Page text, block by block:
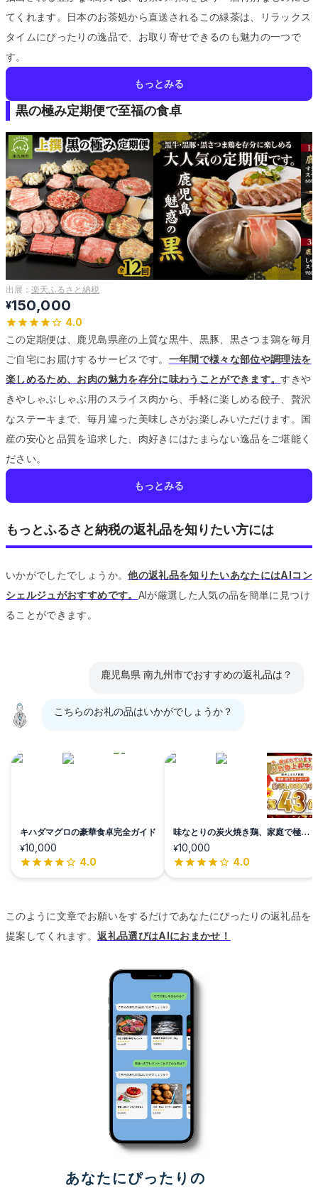
てくれます。
日本のお茶処から直送されるこの緑茶は、リラックス
タイムにぴったりの逸品で、お取り寄せできるのも魅力の一つで
す。
もっとみる
黒の極み定期便で至福の食卓
出展： 楽天ふるさと納税
¥150,000
4.0
この定期便は、鹿児島県産の上質な黒牛、黒豚、黒さつま鶏を毎月
ご自宅にお届けするサービスです。 一年間で様々な部位や調理法を
楽しめるため、お肉の魅力を存分に味わうことができます。すきや
きやしゃぶしゃぶ用のスライス肉から、手軽に楽しめる餃子、贅沢
なステーキまで、毎月違った美味しさがお楽しみいただけます。 国
産の安心と品質を追求した、肉好きにはたまらない逸品をご堪能く
ださい。
もっとみる
もっとふるさと納税の返礼品を知りたい方には
いかがでしたでしょうか。他の返礼品を知りたいあなたにはAIコン
シェルジュがおすすめです。 AIが厳選した人気の品を簡単に見つけ
ることができます。
鹿児島県 南九州市でおすすめの返礼品は？
こちらのお礼の品はいかがでしょうか？
キハダマグロの豪華食卓完全ガイド
¥10,000
4.0
味なとりの炭火焼き鶏、家庭で極上
体験
¥10,000
4.0
このように文章でお願いをするだけであなたにぴったりの返礼品を
提案してくれます。返礼品選びはAIにおまかせ！
あなたにぴったりの